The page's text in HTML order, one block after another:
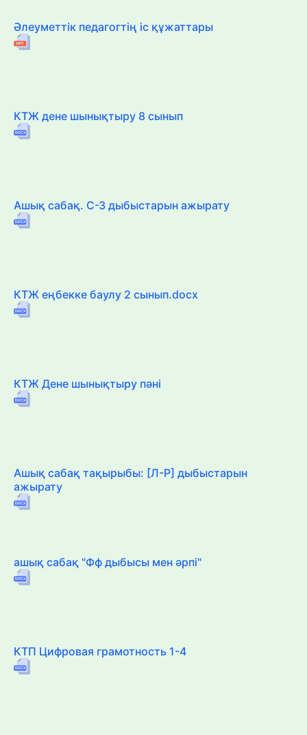
Әлеуметтік педагогтің іс құжаттары
КТЖ дене шынықтыру 8 сынып
Ашық сабақ. С-З дыбыстарын ажырату
КТЖ еңбекке баулу 2 сынып.docx
КТЖ Дене шынықтыру пәні
Ашық сабақ тақырыбы: [Л-Р] дыбыстарын
ажырату
ашық сабақ "Фф дыбысы мен әрпі"
КТП Цифровая грамотность 1-4